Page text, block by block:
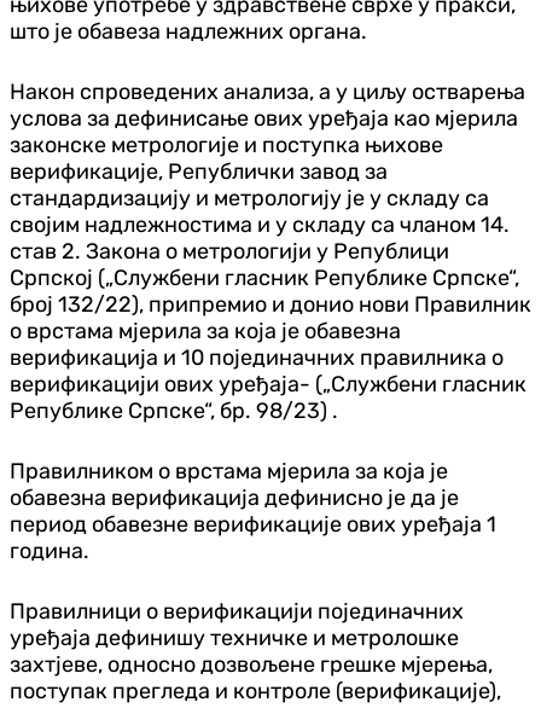
што је обавеза надлежних органа.
Након спроведених анализа, а у циљу остварења
услова за дефинисање ових уређаја као мјерила
законске метрологије и поступка њихове
верификације, Републички завод за
стандардизацију и метрологију је у складу са
својим надлежностима и у складу са чланом 14.
став 2. Закона о метрологији у Републици
Српској („Службени гласник Републике Српске“,
број 132/22), припремио и донио нови Правилник
о врстама мјерила за која је обавезна
верификација и 10 појединачних правилника о
верификацији ових уређаја- („Службени гласник
Републике Српске“, бр. 98/23) .
Правилником о врстама мјерила за која је
обавезна верификација дефинисно је да је
период обавезне верификације ових уређаја 1
година.
Правилници о верификацији појединачних
уређаја дефинишу техничке и метролошке
захтјеве, односно дозвољене грешке мјерења,
поступак прегледа и контроле (верификације),